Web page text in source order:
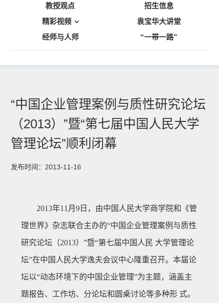
教授观点
招生信息
精彩视频
袁宝华大讲堂
经师与人师
“一带一路”
“中国企业管理案例与质性研究论坛
（2013）”暨“第七届中国人民大学
管理论坛”顺利闭幕
发布时间：2013-11-16
2013年11月9日，由中国人民大学商学院和《管
理世界》杂志联合主办的“中国企业管理案例与质性
研究论坛（2013）”暨“第七届中国人民 大学管理论
坛”在中国人民大学逸夫会议中心隆重召开。本届论
坛以“动态环境下的中国企业管理”为主题，涵盖主
题报告、工作坊、分论坛和圆桌讨论等多种形 式。